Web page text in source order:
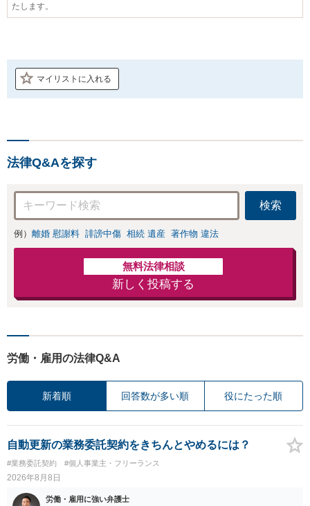
たします。
マイリストに入れる
法律Q&Aを探す
検索
例） 離婚 慰謝料 誹謗中傷 相続 遺産 著作物 違法
無料法律相談
新しく投稿する
労働・雇用の法律Q&A
新着順 回答数が多い順 役にたった順
自動更新の業務委託契約をきちんとやめるには？
#業務委託契約 #個人事業主・フリーランス
2026年8月8日
労働・雇用に強い弁護士